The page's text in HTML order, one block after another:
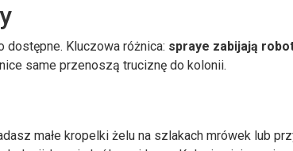
dostępne. Kluczowa różnica: spraye zabijają
same przenoszą truciznę do kolonii.
małe kropelki żelu na szlakach mrówek lub